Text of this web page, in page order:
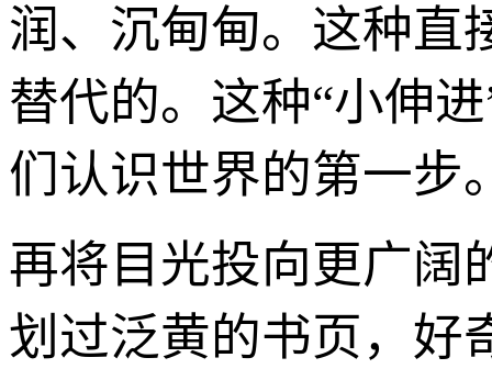
润、沉甸甸。这种直
替代的。这种“小伸
们认识世界的第一步
再将目光投向更广阔
划过泛黄的书页，好